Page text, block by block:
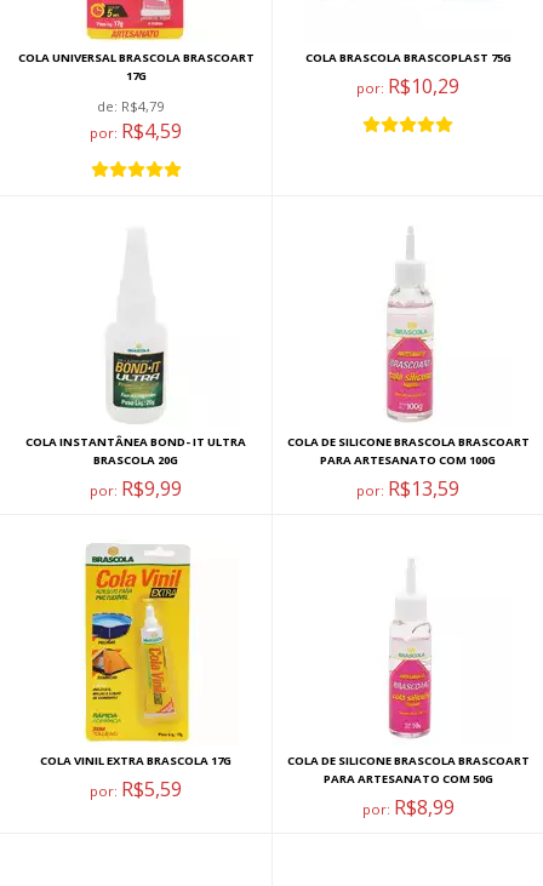
COLA UNIVERSAL BRASCOLA BRASCOART
17G
de: R$4,79
por: R$4,59
COLA BRASCOLA BRASCOPLAST 75G
por: R$10,29
COLA INSTANTÂNEA BOND- IT ULTRA
BRASCOLA 20G
por: R$9,99
COLA DE SILICONE BRASCOLA BRASCOART
PARA ARTESANATO COM 100G
por: R$13,59
COLA VINIL EXTRA BRASCOLA 17G
por: R$5,59
COLA DE SILICONE BRASCOLA BRASCOART
PARA ARTESANATO COM 50G
por: R$8,99